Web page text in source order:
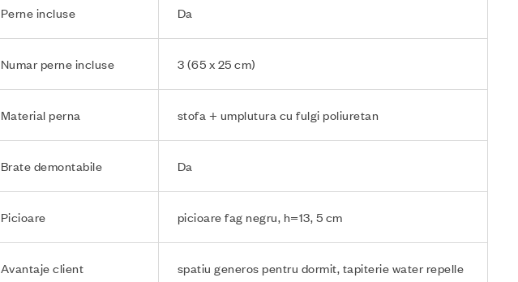
Perne incluse Da
Numar perne incluse 3 (65 x 25 cm)
Material perna stofa + umplutura cu fulgi poliuretan
Brate demontabile Da
Picioare picioare fag negru, h=13, 5 cm
Avantaje client
spatiu generos pentru dormit, tapiterie water repelle